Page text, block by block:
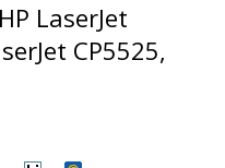
LaserJet
CP5525,